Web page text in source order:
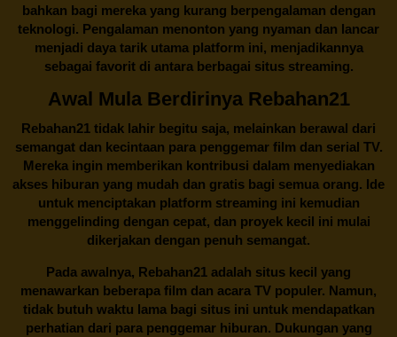
bahkan bagi mereka yang kurang berpengalaman dengan
teknologi. Pengalaman menonton yang nyaman dan lancar
menjadi daya tarik utama platform ini, menjadikannya
sebagai favorit di antara berbagai situs streaming.
Awal Mula Berdirinya Rebahan21
Rebahan21 tidak lahir begitu saja, melainkan berawal dari
semangat dan kecintaan para penggemar film dan serial TV.
Mereka ingin memberikan kontribusi dalam menyediakan
akses hiburan yang mudah dan gratis bagi semua orang. Ide
untuk menciptakan platform streaming ini kemudian
menggelinding dengan cepat, dan proyek kecil ini mulai
dikerjakan dengan penuh semangat.
Pada awalnya, Rebahan21 adalah situs kecil yang
menawarkan beberapa film dan acara TV populer. Namun,
tidak butuh waktu lama bagi situs ini untuk mendapatkan
perhatian dari para penggemar hiburan. Dukungan yang